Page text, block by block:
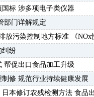
标 涉多项电子类仪器
部门详解规定
放污染控制地方标准 《NOx
纠纷
帮促出口食品加工升级
修 规范行业持续健康发展
本修订农残检测方法 食品